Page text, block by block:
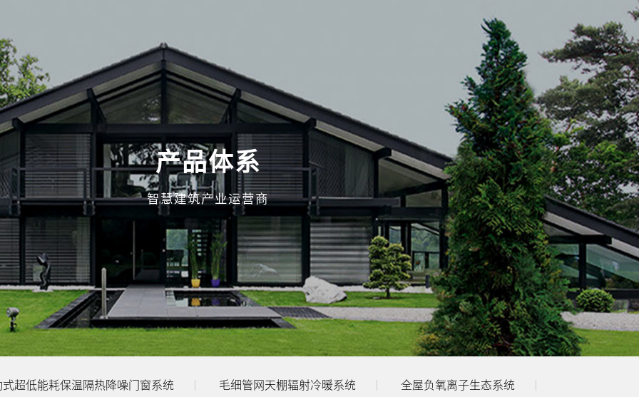
产品体系
智慧建筑产业运营商
式超低能耗保温隔热降噪门窗系统 毛细管网天棚辐射冷暖系统 全屋负氧离子生态系统